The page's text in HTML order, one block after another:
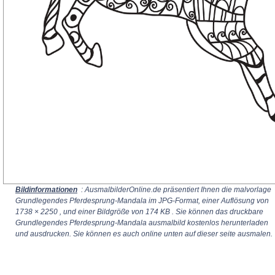
Bildinformationen : AusmalbilderOnline.de präsentiert Ihnen die malvorlage
Grundlegendes Pferdesprung-Mandala im JPG-Format, einer Auflösung von
1738 × 2250 , und einer Bildgröße von 174 KB . Sie können das druckbare
Grundlegendes Pferdesprung-Mandala ausmalbild kostenlos herunterladen
und ausdrucken. Sie können es auch online unten auf dieser seite ausmalen.